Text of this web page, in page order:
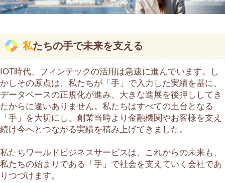
会社概要
求人情報
お問い合わせ
アクセス
私たちの手で未来を支える
IOT時代、フィンテックの活用は急速に進んでいます。し
かしその原点は、私たちが「手」で入力した実績を基に、
データベースの正規化が進み、大きな進展を後押ししてき
たからに違いありません。私たちはすべての土台となる
「手」を大切にし、創業当時より金融機関やお客様を支え
続け今へとつながる実績を積み上げてきました。
私たちワールドビジネスサービスは、これからの未来も、
私たちの始まりである「手」で社会を支えていく会社であ
りつづけます。